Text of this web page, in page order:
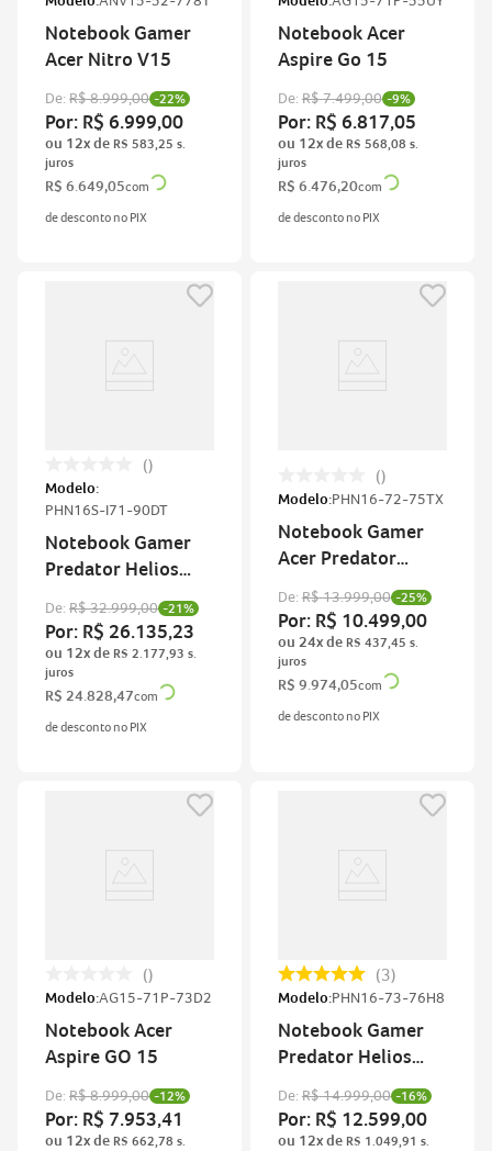
Notebook Gamer
Acer Nitro V15
De: R$8.999,00 -22%
Por: R$ 6.999,00
ou 12x de R$ 583,25
R$ 6.649,05com
de desconto no PIX
Notebook Acer
Aspire Go 15
De: R$7.499,00 -9%
Por: R$ 6.817,05
ou 12x de R$ 568,08
R$ 6.476,20com
de desconto no PIX
Modelo:
PHN16S-I71-90DT
Notebook Gamer
Predator Helios
Neo 16S
De: R$32.999,00 -21%
Por: R$ 26.135,23
ou 12x de R$ 2.177,93
R$ 24.828,47com
de desconto no PIX
Modelo:PHN16-72-75TX
Notebook Gamer
Acer Predator
Helios Neo
De: R$13.999,00 -25%
Por: R$ 10.499,00
ou 24x de R$ 437,45
R$ 9.974,05com
de desconto no PIX
Modelo:AG15-71P-73D2
Notebook Acer
Aspire GO 15
De: R$8.999,00 -12%
Por: R$ 7.953,41
ou 12x de R$ 662,78
3
Modelo:PHN16-73-76H8
Notebook Gamer
Predator Helios
De: R$14.999,00 -16%
Por: R$ 12.599,00
ou 12x de R$ 1.049,91